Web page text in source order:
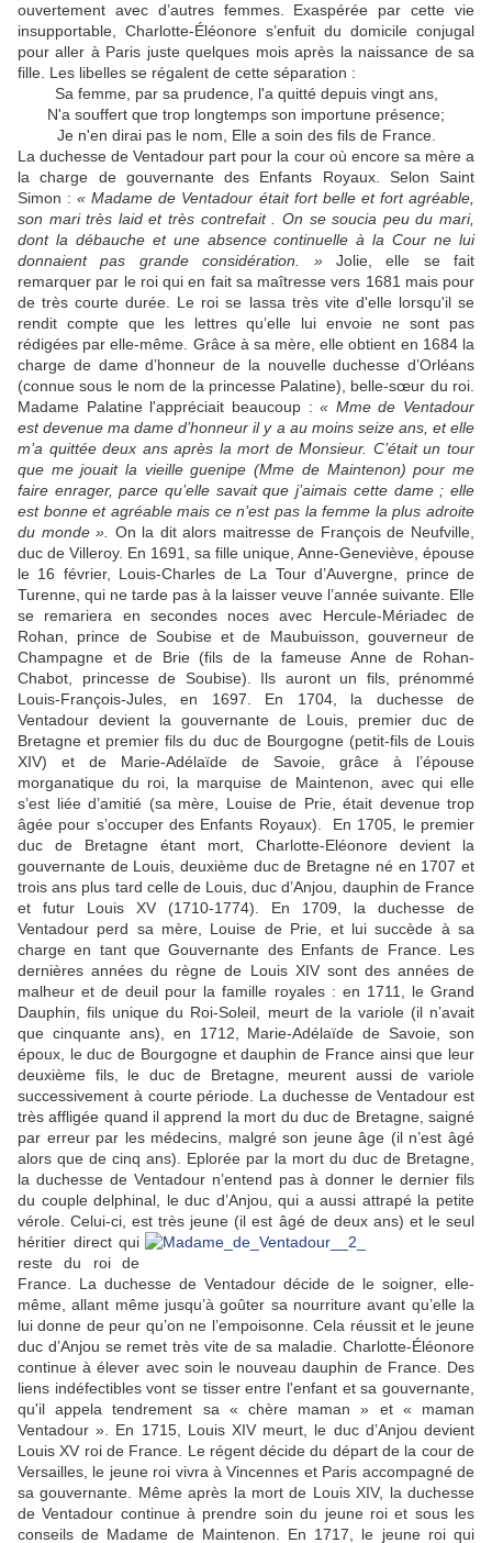
ouvertement avec d’autres femmes. Exaspérée par cette vie
insupportable, Charlotte-Éléonore s’enfuit du domicile conjugal
pour aller à Paris juste quelques mois après la naissance de sa
fille. Les libelles se régalent de cette séparation :
Sa femme, par sa prudence, l'a quitté depuis vingt ans,
N'a souffert que trop longtemps son importune présence;
Je n'en dirai pas le nom, Elle a soin des fils de France.
La duchesse de Ventadour part pour la cour où encore sa mère a
la charge de gouvernante des Enfants Royaux. Selon Saint
Simon : « Madame de Ventadour était fort belle et fort agréable,
son mari très laid et très contrefait . On se soucia peu du mari,
dont la débauche et une absence continuelle à la Cour ne lui
donnaient pas grande considération. »
Jolie, elle se fait
remarquer par le roi qui en fait sa maîtresse vers 1681 mais pour
de très courte durée. Le roi se lassa très vite d'elle lorsqu'il se
rendit compte que les lettres qu’elle lui envoie ne sont pas
rédigées par elle-même. Grâce à sa mère, elle obtient en 1684 la
charge de dame d’honneur de la nouvelle duchesse d’Orléans
(connue sous le nom de la princesse Palatine), belle-sœur du roi.
Madame Palatine l'appréciait beaucoup :« Mme de Ventadour
est devenue ma dame d’honneur il y a au moins seize ans, et elle
m’a quittée deux ans après la mort de Monsieur. C’était un tour
que me jouait la vieille guenipe (Mme de Maintenon) pour me
faire enrager, parce qu’elle savait que j’aimais cette dame ; elle
est bonne et agréable mais ce n’est pas la femme la plus adroite
du monde ». On la dit alors maitresse de François de Neufville,
duc de Villeroy. En 1691, sa fille unique, Anne-Geneviève, épouse
le 16 février, Louis-Charles de La Tour d’Auvergne, prince de
Turenne, qui ne tarde pas à la laisser veuve l’année suivante. Elle
se remariera en secondes noces avec Hercule-Mériadec de
Rohan, prince de Soubise et de Maubuisson, gouverneur de
Champagne et de Brie (fils de la fameuse Anne de Rohan-
Chabot, princesse de Soubise). Ils auront un fils, prénommé
Louis-François-Jules, en 1697. En 1704, la duchesse de
Ventadour devient la gouvernante de Louis, premier duc de
Bretagne et premier fils du duc de Bourgogne (petit-fils de Louis
XIV) et de Marie-Adélaïde de Savoie, grâce à l’épouse
morganatique du roi, la marquise de Maintenon, avec qui elle
s’est liée d’amitié (sa mère, Louise de Prie, était devenue trop
âgée pour s’occuper des Enfants Royaux). En 1705, le premier
duc de Bretagne étant mort, Charlotte-Eléonore devient la
gouvernante de Louis, deuxième duc de Bretagne né en 1707 et
trois ans plus tard celle de Louis, duc d’Anjou, dauphin de France
et futur Louis XV (1710-1774). En 1709, la duchesse de
Ventadour perd sa mère, Louise de Prie, et lui succède à sa
charge en tant que Gouvernante des Enfants de France. Les
dernières années du règne de Louis XIV sont des années de
malheur et de deuil pour la famille royales : en 1711, le Grand
Dauphin, fils unique du Roi-Soleil, meurt de la variole (il n’avait
que cinquante ans), en 1712, Marie-Adélaïde de Savoie, son
époux, le duc de Bourgogne et dauphin de France ainsi que leur
deuxième fils, le duc de Bretagne, meurent aussi de variole
successivement à courte période. La duchesse de Ventadour est
très affligée quand il apprend la mort du duc de Bretagne, saigné
par erreur par les médecins, malgré son jeune âge (il n’est âgé
alors que de cinq ans). Eplorée par la mort du duc de Bretagne,
la duchesse de Ventadour n’entend pas à donner le dernier fils
du couple delphinal, le duc d’Anjou, qui a aussi attrapé la petite
vérole. Celui-ci, est très jeune (il est âgé de deux ans) etle seul
héritier direct qui
reste du roi de
France. La duchesse de Ventadour décide de le soigner, elle-
même, allant même jusqu’à goûter sa nourriture avant qu’elle la
lui donne de peur qu’on ne l’empoisonne. Cela réussit et le jeune
duc d’Anjou se remet très vite de sa maladie. Charlotte-Éléonore
continue à élever avec soin le nouveau dauphin de France. Des
liens indéfectibles vont se tisser entre l'enfant et sa gouvernante,
qu'il appela tendrement sa « chère maman» et « maman
Ventadour ». En 1715, Louis XIV meurt, le duc d’Anjou devient
Louis XV roi de France. Le régent décide du départ de la cour de
Versailles, le jeune roi vivra à Vincennes et Paris accompagné de
sa gouvernante. Même après la mort de Louis XIV, la duchesse
de Ventadour continue à prendre soin du jeune roi et sous les
conseils de Madame de Maintenon. En 1717, le jeune roi qui